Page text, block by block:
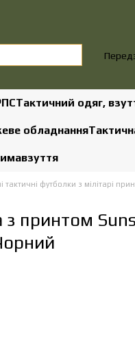
Тактичний одяг,
обладнання
взуття
тактичні футболки з мілітарі
з принтом